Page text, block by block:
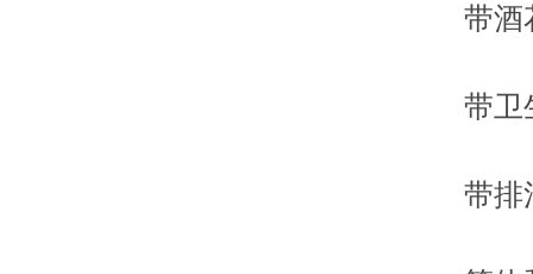
带酒花
带卫生
带排污